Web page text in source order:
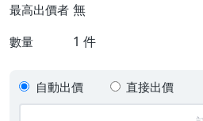
最高出價者 無
數量 1 件
自動出價 直接出價